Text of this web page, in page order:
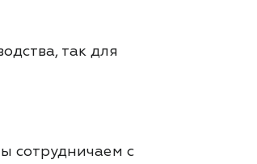
так для
сотрудничаем с